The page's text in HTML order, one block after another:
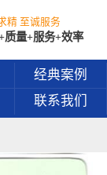
精 至诚服务
质量+服务+效率
经典案例
联系我们